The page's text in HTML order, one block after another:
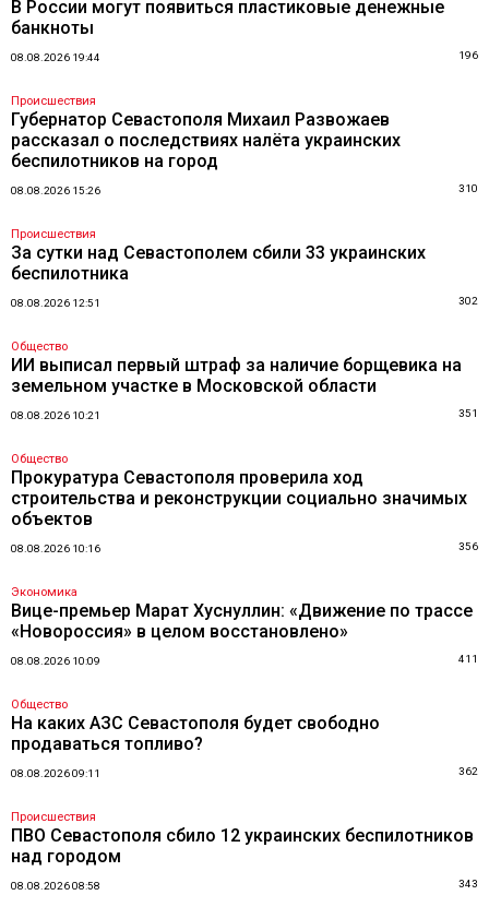
В России могут появиться пластиковые денежные
банкноты
08.08.2026 19:44 196
Происшествия
Губернатор Севастополя Михаил Развожаев
рассказал о последствиях налёта украинских
беспилотников на город
08.08.2026 15:26 310
Происшествия
За сутки над Севастополем сбили 33 украинских
беспилотника
08.08.2026 12:51 302
Общество
ИИ выписал первый штраф за наличие борщевика на
земельном участке в Московской области
08.08.2026 10:21 351
Общество
Прокуратура Севастополя проверила ход
строительства и реконструкции социально значимых
объектов
08.08.2026 10:16 356
Экономика
Вице-премьер Марат Хуснуллин: «Движение по трассе
«Новороссия» в целом восстановлено»
08.08.2026 10:09 411
Общество
На каких АЗС Севастополя будет свободно
продаваться топливо?
08.08.2026 09:11 362
Происшествия
ПВО Севастополя сбило 12 украинских беспилотников
над городом
08.08.2026 08:58 343